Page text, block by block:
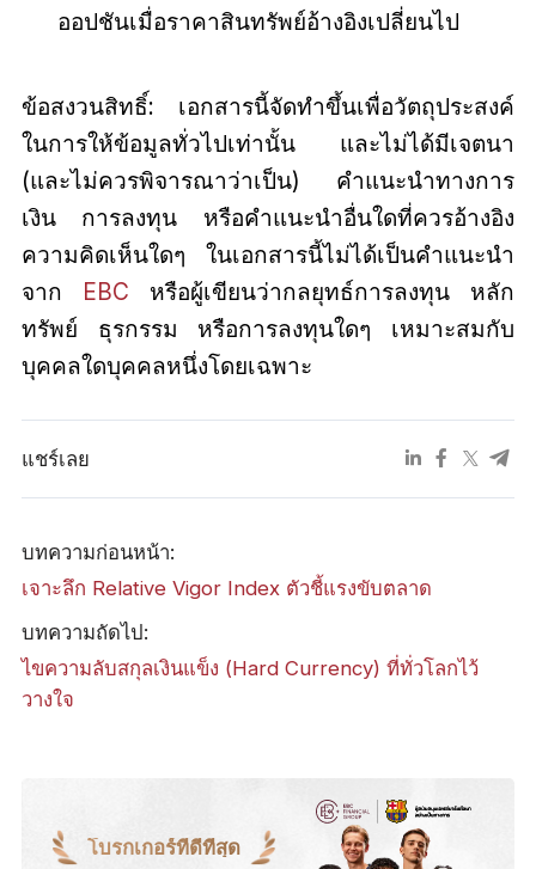
ออปชันเมื่อราคาสินทรัพย์อ้างอิงเปลี่ยนไป
ข้อสงวนสิทธิ์: เอกสารนี้จัดทำขึ้นเพื่อวัตถุประสงค์
ในการให้ข้อมูลทั่วไปเท่านั้น และไม่ได้มีเจตนา
(และไม่ควรพิจารณาว่าเป็น) คำแนะนำทางการ
เงิน การลงทุน หรือคำแนะนำอื่นใดที่ควรอ้างอิง
ความคิดเห็นใดๆ ในเอกสารนี้ไม่ได้เป็นคำแนะนำ
จาก EBC หรือผู้เขียนว่ากลยุทธ์การลงทุน หลัก
ทรัพย์ ธุรกรรม หรือการลงทุนใดๆ เหมาะสมกับ
บุคคลใดบุคคลหนึ่งโดยเฉพาะ
แชร์เลย
บทความก่อนหน้า:
เจาะลึก Relative Vigor Index ตัวชี้แรงขับตลาด
บทความถัดไป:
ไขความลับสกุลเงินแข็ง (Hard Currency) ที่ทั่วโลกไว้
วางใจ
โบรกเกอร์ที่ดีที่สุด